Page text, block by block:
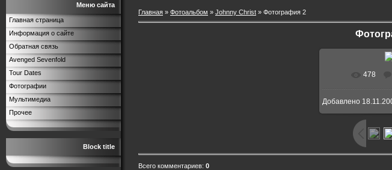
Меню сайта
Главная страница
Информация о сайте
Обратная связь
Avenged Sevenfold
Tour Dates
Фотографии
Мультимедиа
Прочее
Block title
Главная » Фотоальбом » Johnny Christ » Фотография 2
В реальном
478
Добавлено
Всего комментариев: 0